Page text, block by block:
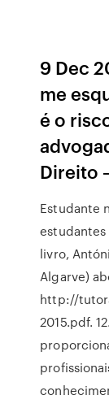
9 Dec
me
é o
Direito
Estudante
livro,
Algarve)
http://
2015.pdf.